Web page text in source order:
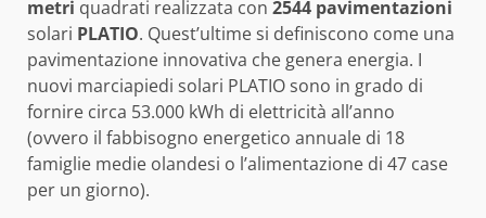
metri quadrati realizzata con 2544 pavimentazioni
solari PLATIO. Quest’ultime si definiscono come una
pavimentazione innovativa che genera energia. I
nuovi marciapiedi solari PLATIO sono in grado di
fornire circa 53.000 kWh di elettricità all’anno
(ovvero il fabbisogno energetico annuale di 18
famiglie medie olandesi o l’alimentazione di 47 case
per un giorno).